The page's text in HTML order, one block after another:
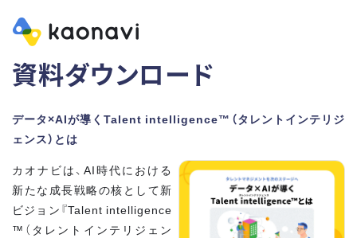
資料ダウンロード
データ×AIが導くTalent intelligence™（タレントインテリジ
ェンス）とは
カオナビは、AI時代における
新たな成長戦略の核として新
ビジョン『Talent intelligence
™（タレントインテリジェン